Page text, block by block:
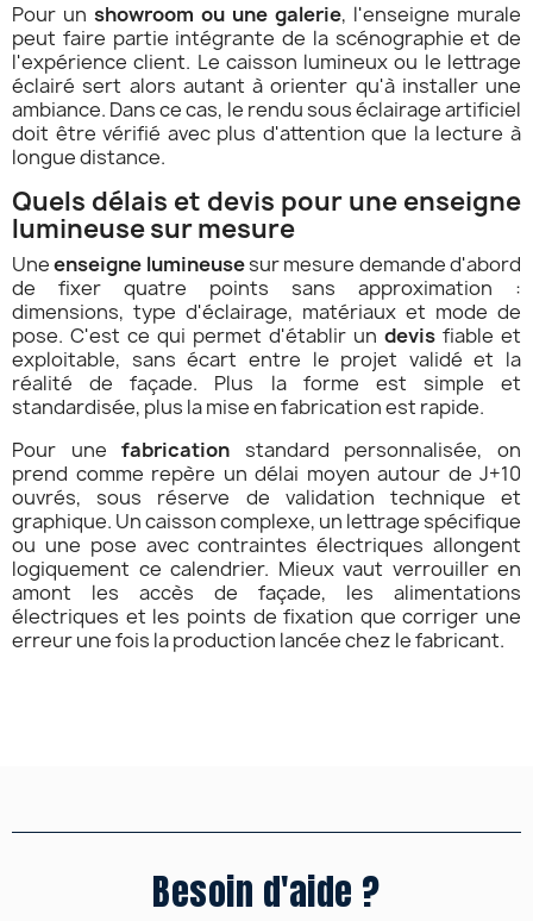
Pour un showroom ou une galerie, l'enseigne murale
peut faire partie intégrante de la scénographie et de
l'expérience client. Le caisson lumineux ou le lettrage
éclairé sert alors autant à orienter qu'à installer une
ambiance. Dans ce cas, le rendu sous éclairage artificiel
doit être vérifié avec plus d'attention que la lecture à
longue distance.
Quels délais et devis pour une enseigne
lumineuse sur mesure
Uneenseigne lumineusesur mesure demande d'abord
de fixer quatre points sans approximation :
dimensions, type d'éclairage, matériaux et mode de
pose. C'est ce qui permet d'établir un devis fiable et
exploitable, sans écart entre le projet validé et la
réalité de façade. Plus la forme est simple et
standardisée, plus la mise en fabrication est rapide.
Pour unefabrication standard personnalisée, on
prend comme repère un délai moyen autour de J+10
ouvrés, sous réserve de validation technique et
graphique. Un caisson complexe, un lettrage spécifique
ou une pose avec contraintes électriques allongent
logiquement ce calendrier. Mieux vaut verrouiller en
amont les accès de façade, les alimentations
électriques et les points de fixation que corriger une
erreur une fois la production lancée chez le fabricant.
Besoin d'aide ?